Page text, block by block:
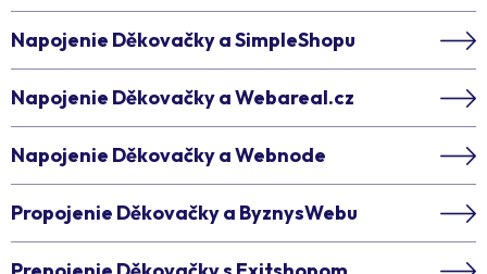
Napojenie Děkovačky a SimpleShopu
Napojenie Děkovačky a Webareal.cz
Napojenie Děkovačky a Webnode
Propojenie Děkovačky a ByznysWebu